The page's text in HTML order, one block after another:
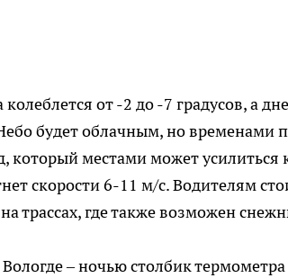
от -2 до -7 градусов, а
будет облачным, но временами
который местами может усилиться
скорости 6-11 м/с. Водителям
трассах, где также возможен
– ночью столбик